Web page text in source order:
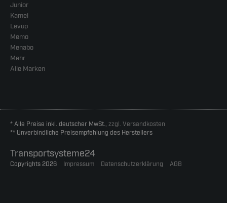
Junior
Kamei
Levup
Memo
Menabo
Mehr
Alle Marken
* Alle Preise inkl. deutscher MwSt., zzgl. Versandkosten
** Unverbindliche Preisempfehlung des Herstellers
Transportsysteme24
Copyrights 2026 Impressum Datenschutzerklärung AGB